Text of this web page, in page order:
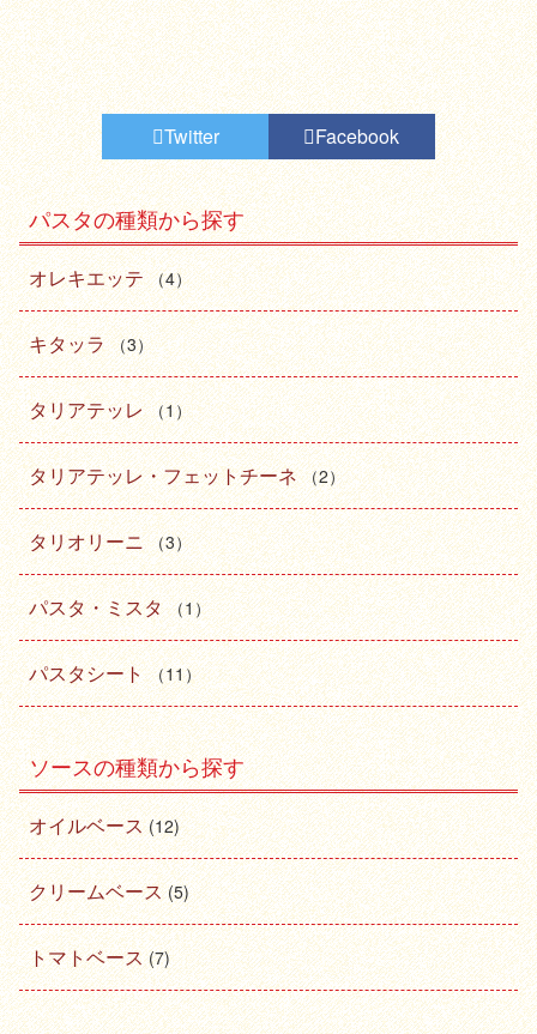
Twitter Facebook
パスタの種類から探す
オレキエッテ （4）
キタッラ （3）
タリアテッレ （1）
タリアテッレ・フェットチーネ （2）
タリオリーニ （3）
パスタ・ミスタ （1）
パスタシート （11）
ソースの種類から探す
オイルベース(12)
クリームベース(5)
トマトベース(7)